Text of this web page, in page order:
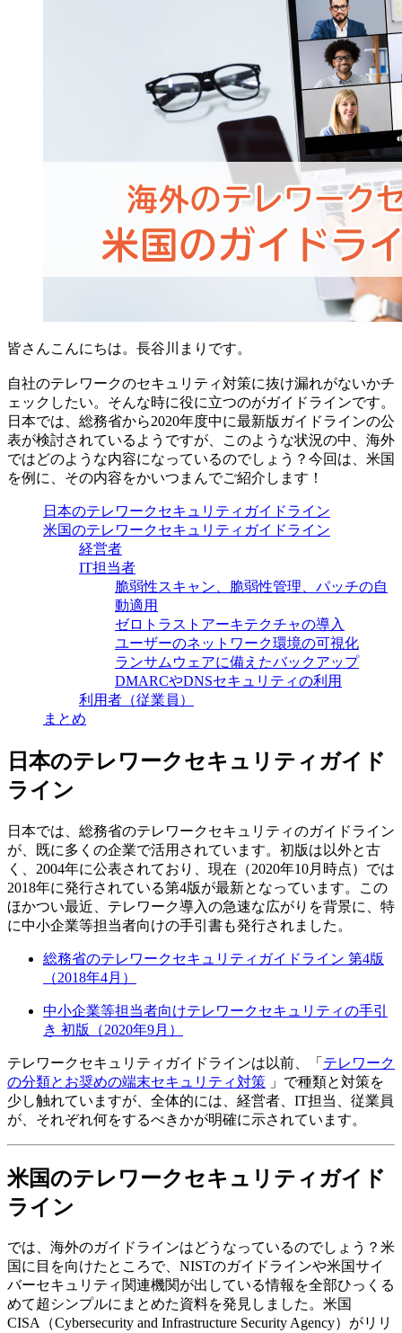
皆さんこんにちは。長谷川まりです。
自社のテレワークのセキュリティ対策に抜け漏れがないかチ
ェックしたい。そんな時に役に立つのがガイドラインです。
日本では、総務省から2020年度中に最新版ガイドラインの公
表が検討されているようですが、このような状況の中、海外
ではどのような内容になっているのでしょう？今回は、米国
を例に、その内容をかいつまんでご紹介します！
日本のテレワークセキュリティガイドライン
米国のテレワークセキュリティガイドライン
経営者
IT担当者
脆弱性スキャン、脆弱性管理、パッチの自
動適用
ゼロトラストアーキテクチャの導入
ユーザーのネットワーク環境の可視化
ランサムウェアに備えたバックアップ
DMARCやDNSセキュリティの利用
利用者（従業員）
まとめ
日本のテレワークセキュリティガイド
ライン
日本では、総務省のテレワークセキュリティのガイドライン
が、既に多くの企業で活用されています。初版は以外と古
く、2004年に公表されており、現在（2020年10月時点）では
2018年に発行されている第4版が最新となっています。この
ほかつい最近、テレワーク導入の急速な広がりを背景に、特
に中小企業等担当者向けの手引書も発行されました。
総務省のテレワークセキュリティガイドライン 第4版
（2018年4月）
中小企業等担当者向けテレワークセキュリティの手引
き 初版（2020年9月）
テレワークセキュリティガイドラインは以前、「 テレワーク
の分類とお奨めの端末セキュリティ対策 」で種類と対策を
少し触れていますが、全体的には、経営者、IT担当、従業員
が、それぞれ何をするべきかが明確に示されています。
米国のテレワークセキュリティガイド
ライン
では、海外のガイドラインはどうなっているのでしょう？米
国に目を向けたところで、NISTのガイドラインや米国サイ
バーセキュリティ関連機関が出している情報を全部ひっくる
めて超シンプルにまとめた資料を発見しました。米国
CISA（Cybersecurity and Infrastructure Security Agency）がリリ